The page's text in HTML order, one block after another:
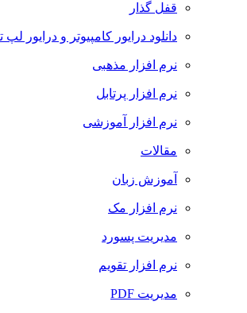
قفل گذار
دانلود درایور کامپیوتر و درایور لپ
نرم افزار مذهبی
نرم افزار پرتابل
نرم افزار آموزشی
مقالات
آموزش زبان
نرم افزار مک
مدیریت پسورد
نرم افزار تقویم
مدیریت PDF